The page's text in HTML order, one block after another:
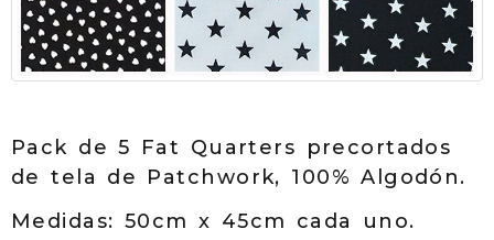
Pack de 5 Fat Quarters precortados
de tela de Patchwork, 100% Algodón.
Medidas: 50cm x 45cm cada uno.